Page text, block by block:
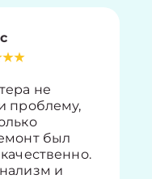
не
проблему,
был
и